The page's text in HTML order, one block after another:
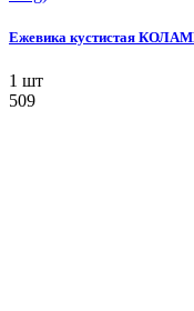
Ежевика кустистая
1 шт
509